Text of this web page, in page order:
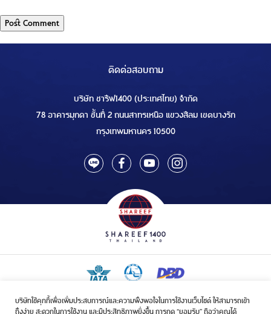
บริษัทใช้คุกกี้เพื่อเพิ่มประสบการณ์และความพึงพอใจในการใช้งานเว็บไซต์ ให้สามารถเข้า
ถึงง่าย สะดวกในการใช้งาน และมีประสิทธิภาพยิ่งขึ้น การกด “ยอมรับ” ถือว่าคุณได้
ติดต่อสอบถาม
บริษัท ชารีฟ1400 (ประเทศไทย) จำกัด
78 อาคารมุกดา ชั้นที่ 2 ถนนสาทรเหนือ แขวงสีลม เขตบางรัก
กรุงเทพมหานคร 10500
ใบอนุญาตเป็นผู้ประกอบกิจการรับจัดบริการขนส่งในกิจการฮัจย์เลขที่ 1/2568